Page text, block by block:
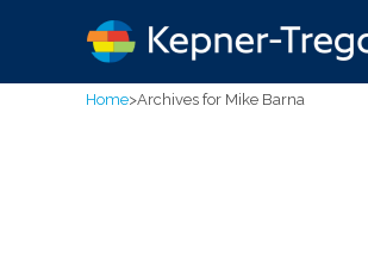
Home>Archives for Mike Barna